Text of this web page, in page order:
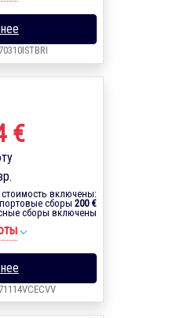
€
включены:
портовые сборы 200 €
сборы включены